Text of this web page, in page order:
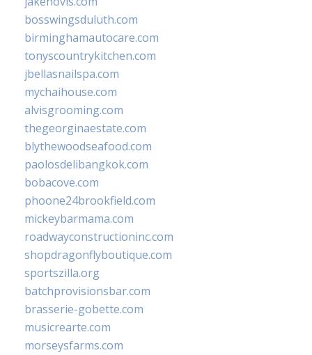
bosswingsduluth.com
birminghamautocare.com
tonyscountrykitchen.com
jbellasnailspa.com
mychaihouse.com
alvisgrooming.com
thegeorginaestate.com
blythewoodseafood.com
paolosdelibangkok.com
bobacove.com
phoone24brookfield.com
mickeybarmama.com
roadwayconstructioninc.com
shopdragonflyboutique.com
sportszilla.org
batchprovisionsbar.com
brasserie-gobette.com
musicrearte.com
morseysfarms.com